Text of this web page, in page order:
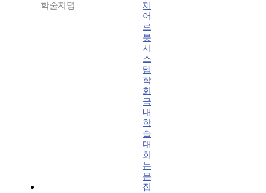
학술지명
제
어
로
봇
시
스
템
학
회
국
내
학
술
대
회
논
문
집